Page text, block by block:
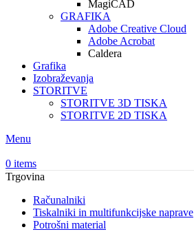
MagiCAD
GRAFIKA
Adobe Creative Cloud
Adobe Acrobat
Caldera
Grafika
Izobraževanja
STORITVE
STORITVE 3D TISKA
STORITVE 2D TISKA
Menu
0 items
Trgovina
Računalniki
Tiskalniki in multifunkcijske naprave
Potrošni material